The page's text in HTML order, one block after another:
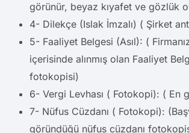
görünür, beyaz kıyafet ve gözlük
4- Dilekçe (Islak İmzalı) ( Şirket
5- Faaliyet Belgesi (Asıl): (
içerisinde alınmış olan Faaliyet
fotokopisi)
6- Vergi Levhası ( Fotokopi): ( En
7- Nüfus Cüzdanı ( Fotokopi):
göründüğü nüfus cüzdanı